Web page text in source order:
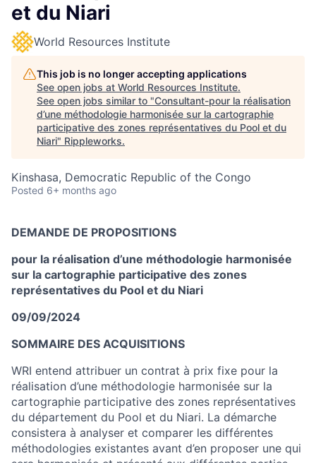
et du Niari
World Resources Institute
This job is no longer accepting applications
See open jobs at World Resources Institute.
See open jobs similar to "Consultant-pour la réalisation
d’une méthodologie harmonisée sur la cartographie
participative des zones représentatives du Pool et du
Niari" Rippleworks.
Kinshasa, Democratic Republic of the Congo
Posted 6+ months ago
DEMANDE DE PROPOSITIONS
pour la réalisation d’une méthodologie harmonisée
sur la cartographie participative des zones
représentatives du Pool et du Niari
09/09/2024
SOMMAIRE DES ACQUISITIONS
WRI entend attribuer un contrat à prix fixe pour la
réalisation d’une méthodologie harmonisée sur la
cartographie participative des zones représentatives
du département du Pool et du Niari. La démarche
consistera à analyser et comparer les différentes
méthodologies existantes avant d’en proposer une qui